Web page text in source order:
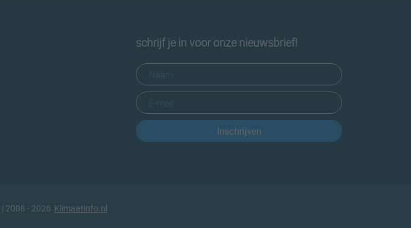
schrijf je in voor onze nieuwsbrief!
Inschrijven
| 2008 - 2026 Klimaatinfo.nl